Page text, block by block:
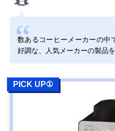
数あるコーヒーメーカーの中
好調な、人気メーカーの製品を
PICK UP①